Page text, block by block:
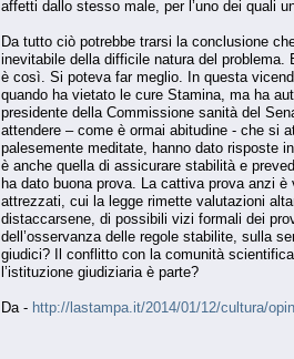
affetti dallo stesso male, per l’uno dei quali
Da tutto ciò potrebbe trarsi la conclusione
inevitabile della difficile natura del
è così. Si poteva far meglio. In questa
quando ha vietato le cure Stamina, ma ha
presidente della Commissione sanità del
attendere – come è ormai abitudine - che si
palesemente meditate, hanno dato risposte
è anche quella di assicurare stabilità e
ha dato buona prova. La cattiva prova anzi
attrezzati, cui la legge rimette valutazioni
distaccarsene, di possibili vizi formali dei
dell’osservanza delle regole stabilite, sulla
giudici? Il conflitto con la comunità
l’istituzione giudiziaria è parte?
Da - http://lastampa.it/2014/01/12/cultura/